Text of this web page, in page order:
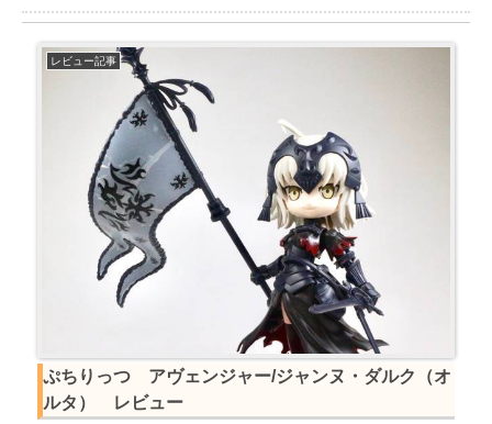
レビュー記事
ぷちりっつ アヴェンジャー/ジャンヌ・ダルク（オ
ルタ） レビュー